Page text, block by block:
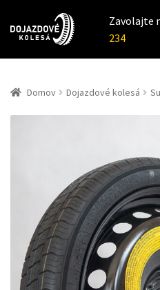
Zavolajte
234
Domov Dojazdové kolesá